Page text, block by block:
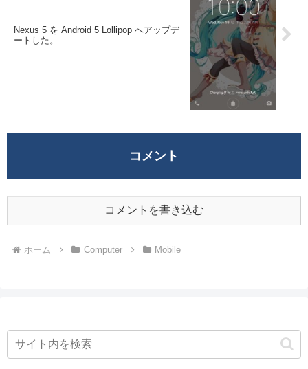
Nexus 5 を Android 5 Lollipop へアップデ
ートした。
コメント
コメントを書き込む
ホーム Computer Mobile